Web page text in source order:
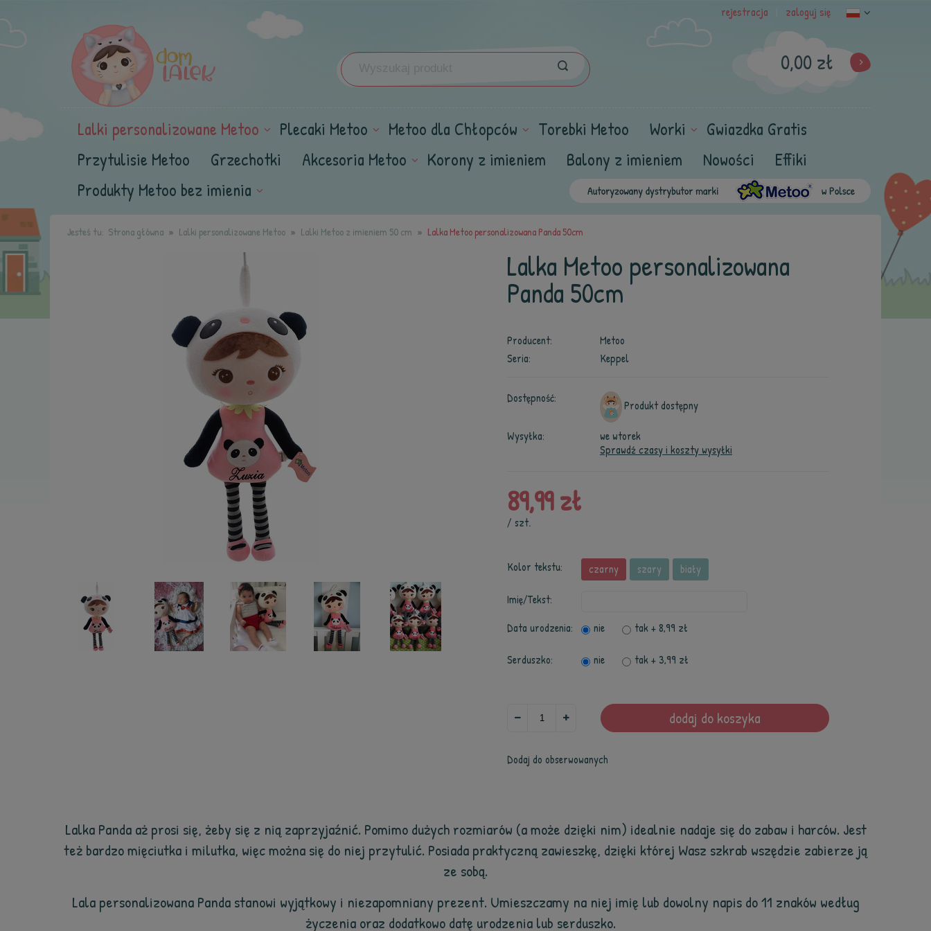
rejestracja zaloguj się
0,00 zł
Lalki personalizowane Metoo Plecaki Metoo Metoo dla Chłopców Torebki Metoo Worki
Gwiazdka Gratis
Przytulisie Metoo
Grzechotki Akcesoria Metoo Korony z imieniem Balony z imieniem Nowości
Effiki
Produkty Metoo bez imienia
Jesteś tu: Strona główna Lalki personalizowane Metoo Lalki Metoo z imieniem 50 cm Lalka Metoo personalizowana Panda 50cm
Lalka Metoo personalizowana
Panda 50cm
Producent:
Metoo
Seria:
Keppel
Dostępność:
Produkt dostępny
Wysyłka:
we wtorek
Sprawdź czasy i koszty wysyłki
89,99 zł
/ szt.
Kolor tekstu: czarny szary biały
Imię/Tekst:
Data urodzenia:
nie tak + 8,99 zł
Serduszko: nie tak + 3,99 zł
dodaj do koszyka
Dodaj do obserwowanych
Lalka Panda aż prosi się, żeby się z nią zaprzyjaźnić. Pomimo dużych rozmiarów (a może dzięki nim) idealnie nadaje się do zabaw i harców. Jest
też bardzo mięciutka i milutka, więc można się do niej przytulić. Posiada praktyczną zawieszkę, dzięki której Wasz szkrab wszędzie zabierze ją
ze sobą.
Lala personalizowana Panda stanowi wyjątkowy i niezapomniany prezent. Umieszczamy na niej imię lub dowolny napis do 11 znaków według
życzenia oraz dodatkowo datę urodzenia lub serduszko.